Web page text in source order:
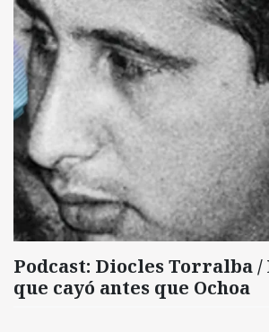
Podcast: Diocles Torralba
que cayó antes que Ochoa